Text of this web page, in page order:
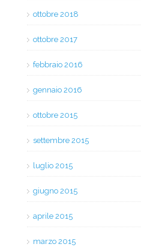
ottobre 2018
ottobre 2017
febbraio 2016
gennaio 2016
ottobre 2015
settembre 2015
luglio 2015
giugno 2015
aprile 2015
marzo 2015